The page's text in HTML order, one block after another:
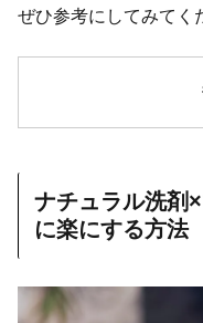
ぜひ参考にしてみてく
ナチュラル洗剤
に楽にする方法